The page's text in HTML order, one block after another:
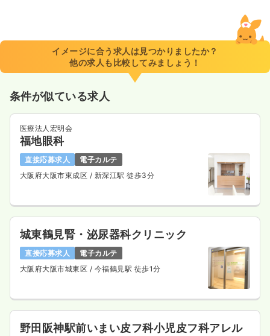
イメージに合う求人は見つかりましたか？
他の求人も比較してみましょう！
条件が似ている求人
医療法人宏明会
福地眼科
直接応募求人
電子カルテ
大阪府大阪市東成区 / 新深江駅 徒歩3分
城東鶴見腎・泌尿器科クリニック
直接応募求人
電子カルテ
大阪府大阪市城東区 / 今福鶴見駅 徒歩1分
野田阪神駅前いまい皮フ科小児皮フ科アレル